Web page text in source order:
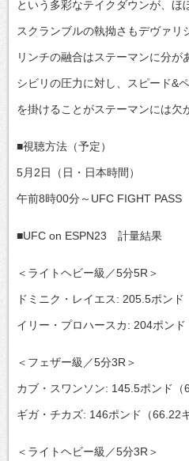
という多彩なテイクダウンが、ほ
スクランブルの執拗さもデヴァリ
リンチの融合はステーマンに分が
シビリの圧力に対し、スピード&
を掛けることがステーマンには欠
■視聴方法（予定）
5月2日（日・日本時間）
午前8時00分～UFC FIGHT PASS
■UFC on ESPN23 計量結果
＜ライトヘビー級／5分5R＞
ドミニク・レイエス: 205.5ポンド
イリー・プロハースカ: 204ポンド
＜フェザー級／5分3R＞
カブ・スワンソン: 145.5ポンド（
ギガ・チカズ: 146ポンド（66.22キ
＜ライトヘビー級／5分3R＞